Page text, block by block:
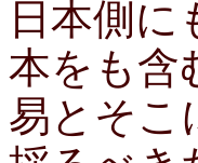
日本側
本をも含
易とそこ